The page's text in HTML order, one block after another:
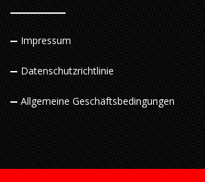
Impressum
Datenschutzrichtlinie
Allgemeine Geschäftsbedingungen